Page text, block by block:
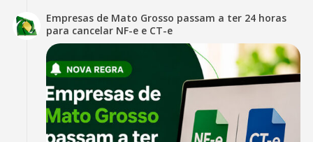
Empresas de Mato Grosso passam a ter 24 horas
para cancelar NF-e e CT-e